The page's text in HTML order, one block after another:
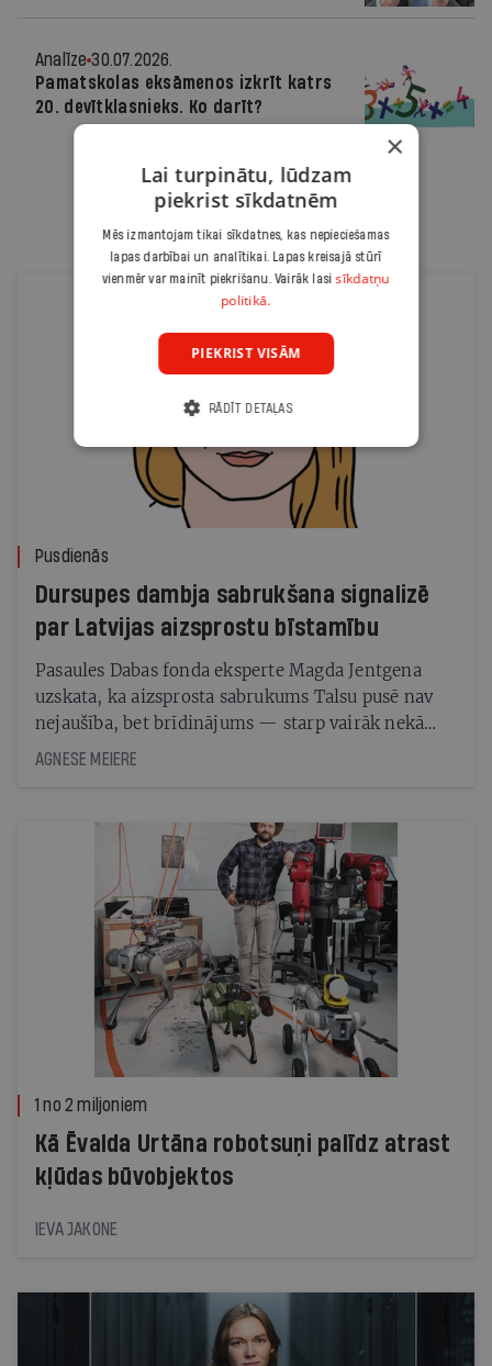
Analīze 30.07.2026.
Pamatskolas eksāmenos izkrīt katrs
20. devītklasnieks. Ko darīt?
Pusdienās
Dursupes dambja sabrukšana signalizē
par Latvijas aizsprostu bīstamību
Pasaules Dabas fonda eksperte Magda Jentgena
uzskata, ka aizsprosta sabrukums Talsu pusē nav
nejaušība, bet brīdinājums — starp vairāk nekā
1500 mākslīgajiem upju šķēršļiem Latvijā daudzi
AGNESE MEIERE
1 no 2 miljoniem
Kā Ēvalda Urtāna robotsuņi palīdz atrast
kļūdas būvobjektos
IEVA JAKONE
×
Lai turpinātu, lūdzam
piekrist sīkdatnēm
Mēs izmantojam tikai sīkdatnes, kas nepieciešamas
lapas darbībai un analītikai. Lapas kreisajā stūrī
vienmēr var mainīt piekrišanu. Vairāk lasisīkdatņu
politikā.
PIEKRIST VISĀM
RĀDĪT DETAĻAS